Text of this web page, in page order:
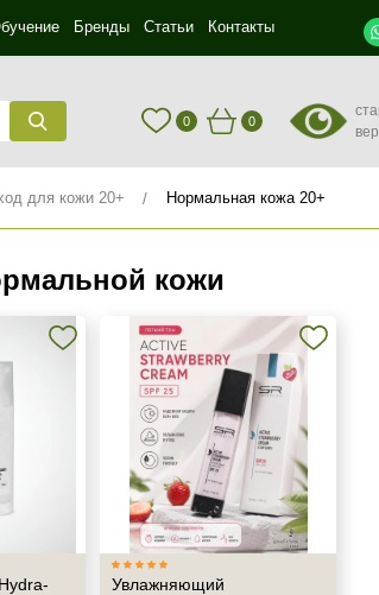
Бренды Статьи Контакты
0 0
для кожи 20+ Нормальная кожа 20+
кожи
Увлажняющий